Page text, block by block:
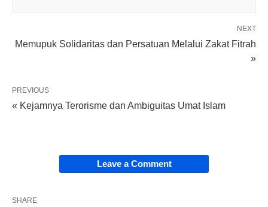
NEXT
Memupuk Solidaritas dan Persatuan Melalui Zakat Fitrah
»
PREVIOUS
« Kejamnya Terorisme dan Ambiguitas Umat Islam
Leave a Comment
SHARE